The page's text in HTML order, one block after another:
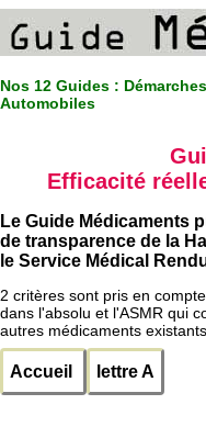
Nos 12 Guides :
Automobiles
Efficacité
Le Guide Médicaments
de transparence de la
le Service Médical
2 critères sont pris en
dans l'absolu et l'ASMR qui
autres médicaments
Accueil lettre A